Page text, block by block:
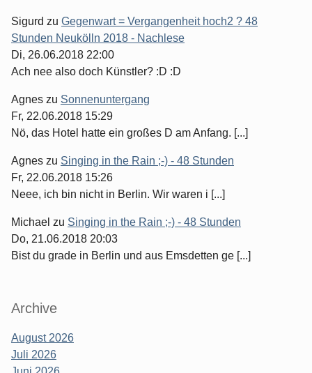
Sigurd zu Gegenwart = Vergangenheit hoch2 ? 48
Stunden Neukölln 2018 - Nachlese
Di, 26.06.2018 22:00
Ach nee also doch Künstler? :D :D
Agnes zu Sonnenuntergang
Fr, 22.06.2018 15:29
Nö, das Hotel hatte ein großes D am Anfang. [...]
Agnes zu Singing in the Rain ;-) - 48 Stunden
Fr, 22.06.2018 15:26
Neee, ich bin nicht in Berlin. Wir waren i [...]
Michael zu Singing in the Rain ;-) - 48 Stunden
Do, 21.06.2018 20:03
Bist du grade in Berlin und aus Emsdetten ge [...]
Archive
August 2026
Juli 2026